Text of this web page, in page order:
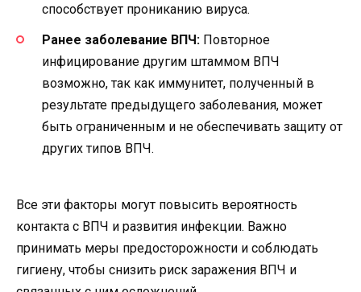
способствует прониканию вируса.
Ранее заболевание ВПЧ: Повторное
инфицирование другим штаммом ВПЧ
возможно, так как иммунитет, полученный в
результате предыдущего заболевания, может
быть ограниченным и не обеспечивать защиту от
других типов ВПЧ.
Все эти факторы могут повысить вероятность
контакта с ВПЧ и развития инфекции. Важно
принимать меры предосторожности и соблюдать
гигиену, чтобы снизить риск заражения ВПЧ и